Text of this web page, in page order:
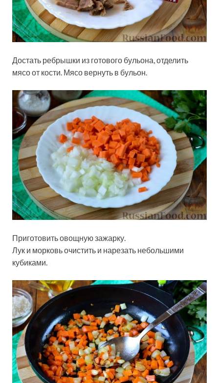
Достать ребрышки из готового бульона, отделить
мясо от кости. Мясо вернуть в бульон.
Приготовить овощную зажарку.
Лук и морковь очистить и нарезать небольшими
кубиками.